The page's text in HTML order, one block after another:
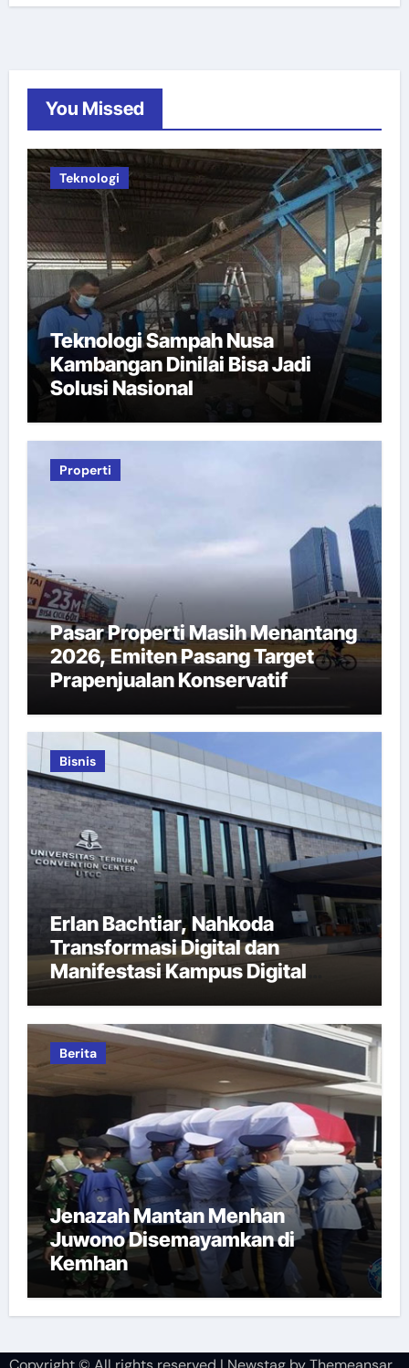
You Missed
Teknologi
Teknologi Sampah Nusa
Kambangan Dinilai Bisa Jadi
Solusi Nasional
Properti
Pasar Properti Masih Menantang
2026, Emiten Pasang Target
Prapenjualan Konservatif
Bisnis
Erlan Bachtiar, Nahkoda
Transformasi Digital dan
Manifestasi Kampus Digital
Berita
Jenazah Mantan Menhan
Juwono Disemayamkan di
Kemhan